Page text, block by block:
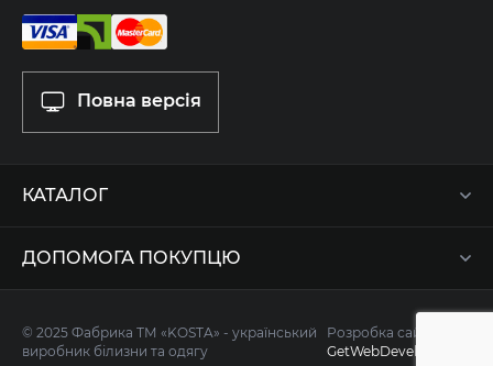
Повна версія
КАТАЛОГ
ДОПОМОГА ПОКУПЦЮ
© 2025 Фабрика ТМ «KOSTA» - український
виробник білизни та одягу
Розробка сайту -
GetWebDevelop